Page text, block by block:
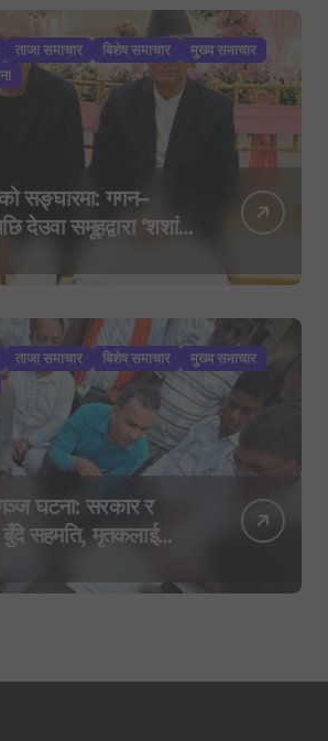
ताजा समाचार बिशेष समाचार
मुख्य समाचार
सङ्घारमा: गगन–
देउवा समूहद्वारा ‘शशांक
ताजा समाचार बिशेष समाचार
मुख्य समाचार
घटना: सरकार र
बुँदे सहमति, मृतकलाई